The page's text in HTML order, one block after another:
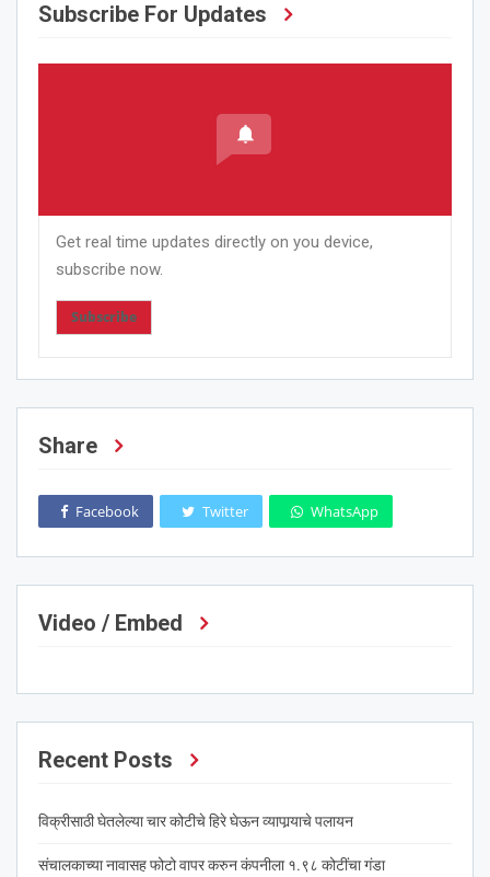
Subscribe For Updates
Get real time updates directly on you device,
subscribe now.
Subscribe
Share
Facebook Twitter WhatsApp
Video / Embed
Recent Posts
विक्रीसाठी घेतलेल्या चार कोटीचे हिरे घेऊन व्यापार्‍याचे पलायन
संचालकाच्या नावासह फोटो वापर करुन कंपनीला १.९८ कोटींचा गंडा